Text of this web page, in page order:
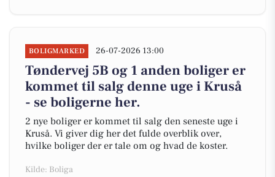
BOLIGMARKED 26-07-2026 13:00
Tøndervej 5B og 1 anden boliger er
kommet til salg denne uge i Kruså
- se boligerne her.
2 nye boliger er kommet til salg den seneste uge i
Kruså. Vi giver dig her det fulde overblik over,
hvilke boliger der er tale om og hvad de koster.
Kilde: Boliga